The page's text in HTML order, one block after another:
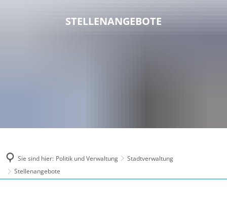
STELLENANGEBOTE
Sie sind hier: Politik und Verwaltung
Stadtverwaltung
Stellenangebote